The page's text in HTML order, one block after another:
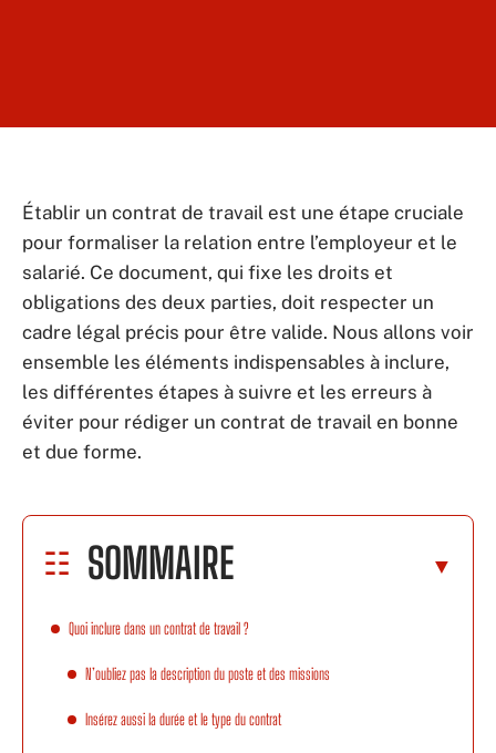
Établir un contrat de travail est une étape cruciale
pour formaliser la relation entre l’employeur et le
salarié. Ce document, qui fixe les droits et
obligations des deux parties, doit respecter un
cadre légal précis pour être valide. Nous allons voir
ensemble les éléments indispensables à inclure,
les différentes étapes à suivre et les erreurs à
éviter pour rédiger un contrat de travail en bonne
et due forme.
SOMMAIRE
Quoi inclure dans un contrat de travail ?
N’oubliez pas la description du poste et des missions
Insérez aussi la durée et le type du contrat